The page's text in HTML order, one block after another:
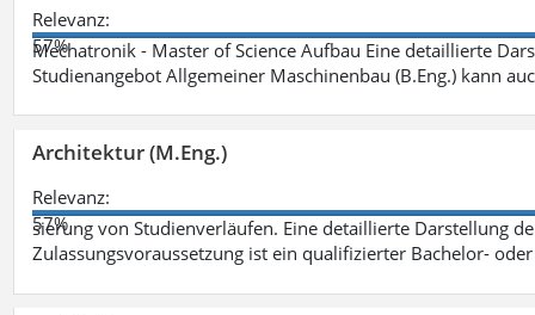
Relevanz:
57%
Mechatronik - Master of Science Aufbau Eine detaillierte
Studienangebot Allgemeiner Maschinenbau (B.Eng.) kann
Architektur (M.Eng.)
Relevanz:
57%
sierung von Studienverläufen. Eine detaillierte Darstellung
Zulassungsvoraussetzung ist ein qualifizierter Bachelor-